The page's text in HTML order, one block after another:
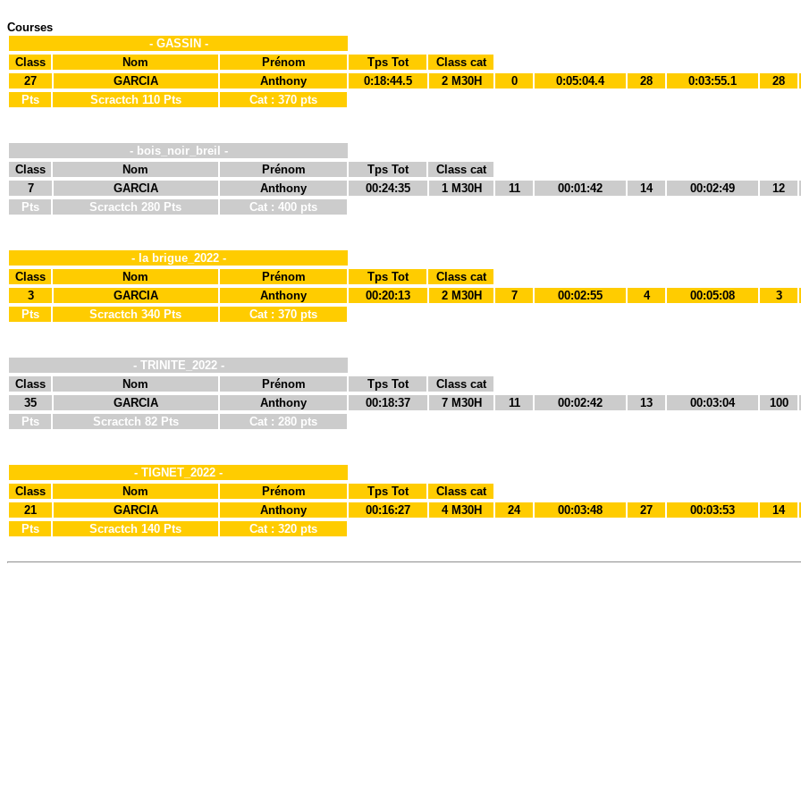
Courses
- GASSIN -
Class
Nom Prénom Tps Tot
Class cat
27
GARCIA Anthony 0:18:44.5 2 M30H 0 0:05:04.4 28 0:03:55.1 28
Pts
Scractch 110 Pts Cat : 370 pts
- bois_noir_breil -
Class
Nom Prénom Tps Tot
Class cat
7
GARCIA Anthony 00:24:35 1 M30H 11 00:01:42 14 00:02:49 12
Pts
Scractch 280 Pts Cat : 400 pts
- la brigue_2022 -
Class
Nom Prénom Tps Tot
Class cat
3
GARCIA Anthony 00:20:13 2 M30H 7 00:02:55 4 00:05:08 3
Pts
Scractch 340 Pts Cat : 370 pts
- TRINITE_2022 -
Class
Nom Prénom Tps Tot
Class cat
35
GARCIA Anthony 00:18:37 7 M30H 11 00:02:42 13 00:03:04 100
Pts
Scractch 82 Pts Cat : 280 pts
- TIGNET_2022 -
Class
Nom Prénom Tps Tot
Class cat
21
GARCIA Anthony 00:16:27 4 M30H 24 00:03:48 27 00:03:53 14
Pts
Scractch 140 Pts Cat : 320 pts